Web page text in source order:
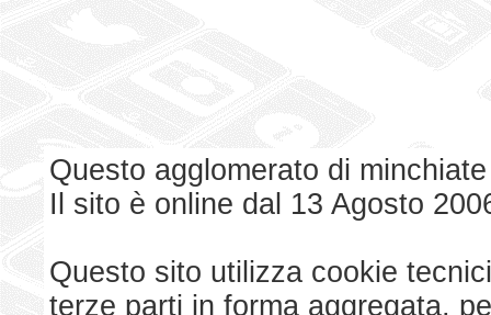
Questo agglomerato di
Il sito è online dal 13 Agosto
Questo sito utilizza cookie
terze parti in forma aggregata,